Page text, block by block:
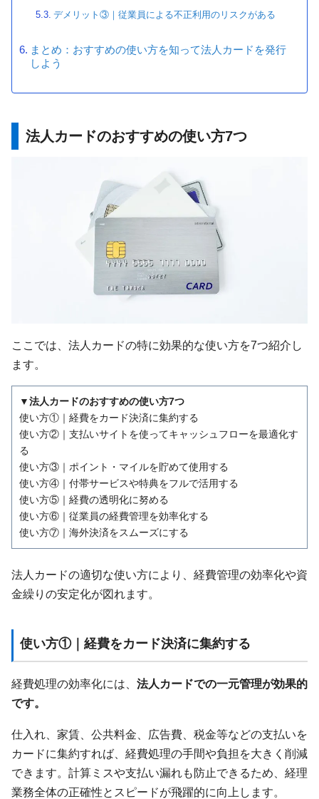
デメリット③｜従業員による不正利用のリスクがある
まとめ：おすすめの使い方を知って法人カードを発行
しよう
法人カードのおすすめの使い方7つ
ここでは、法人カードの特に効果的な使い方を7つ紹介し
ます。
▼法人カードのおすすめの使い方7つ
使い方①｜経費をカード決済に集約する
使い方②｜支払いサイトを使ってキャッシュフローを最適化す
る
使い方③｜ポイント・マイルを貯めて使用する
使い方④｜付帯サービスや特典をフルで活用する
使い方⑤｜経費の透明化に努める
使い方⑥｜従業員の経費管理を効率化する
使い方⑦｜海外決済をスムーズにする
法人カードの適切な使い方により、経費管理の効率化や資
金繰りの安定化が図れます。
使い方①｜経費をカード決済に集約する
経費処理の効率化には、 法人カードでの一元管理が効果的
です。
仕入れ、家賃、公共料金、広告費、税金等などの支払いを
カードに集約すれば、経費処理の手間や負担を大きく削減
できます。計算ミスや支払い漏れも防止できるため、経理
業務全体の正確性とスピードが飛躍的に向上します。